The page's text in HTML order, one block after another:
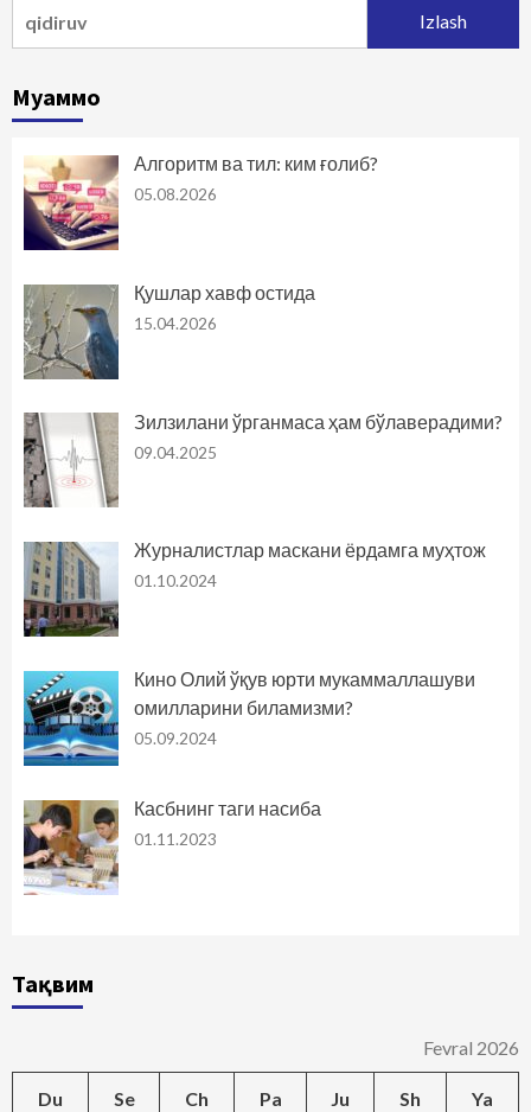
Муаммо
Алгоритм ва тил: ким ғолиб?
05.08.2026
Қушлар хавф остида
15.04.2026
Зилзилани ўрганмаса ҳам бўлаверадими?
09.04.2025
Журналистлар маскани ёрдамга муҳтож
01.10.2024
Кино Олий ўқув юрти мукаммаллашуви
омилларини биламизми?
05.09.2024
Касбнинг таги насиба
01.11.2023
Тақвим
Fevral 2026
Du Se Ch Pa Ju Sh Ya